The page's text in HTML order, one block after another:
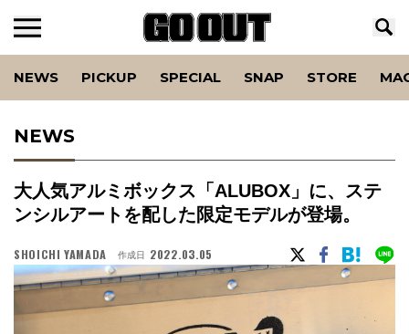
NEWS PICKUP SPECIAL SNAP STORE
NEWS
大人気アルミボックス「ALUBOX」に、ステ
ンシルアートを配した限定モデルが登場。
SHOICHI YAMADA 作成日 2022.03.05